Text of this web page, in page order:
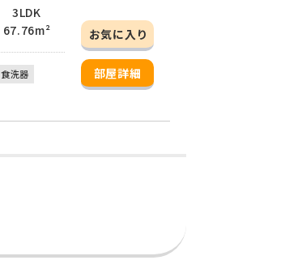
3LDK
67.76m²
お気に入り
部屋詳細
食洗器